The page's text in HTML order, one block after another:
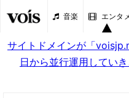
音楽 エンタ
サイトドメインが「
日から並行運用してい